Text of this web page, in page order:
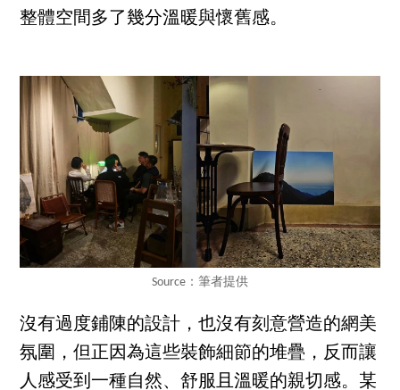
整體空間多了幾分溫暖與懷舊感。
Source：筆者提供
沒有過度鋪陳的設計，也沒有刻意營造的網美
氛圍，但正因為這些裝飾細節的堆疊，反而讓
人感受到一種自然、舒服且溫暖的親切感。某